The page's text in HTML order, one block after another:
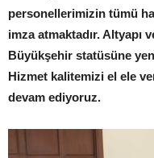
personellerimizin tümü
imza atmaktadır. Altyapı
Büyükşehir statüsüne
Hizmet kalitemizi el ele
devam ediyoruz.